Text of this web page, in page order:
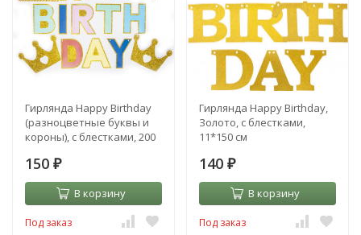
Гирлянда Happy Birthday
(разноцветные буквы и
короны), с блестками, 200
150 ₽
В корзину
Под заказ
Гирлянда Happy Birthday,
Золото, с блестками,
11*150 см
140 ₽
В корзину
Под заказ